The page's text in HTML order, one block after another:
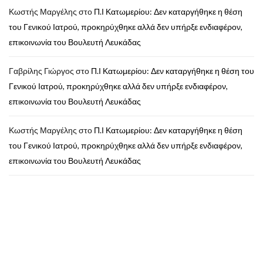
Κωστής Μαργέλης στο Π.Ι Κατωμερίου: Δεν καταργήθηκε η θέση
του Γενικού Ιατρού, προκηρύχθηκε αλλά δεν υπήρξε ενδιαφέρον,
επικοινωνία του Βουλευτή Λευκάδας
Γαβρίλης Γιώργος στο Π.Ι Κατωμερίου: Δεν καταργήθηκε η θέση του
Γενικού Ιατρού, προκηρύχθηκε αλλά δεν υπήρξε ενδιαφέρον,
επικοινωνία του Βουλευτή Λευκάδας
Κωστής Μαργέλης στο Π.Ι Κατωμερίου: Δεν καταργήθηκε η θέση
του Γενικού Ιατρού, προκηρύχθηκε αλλά δεν υπήρξε ενδιαφέρον,
επικοινωνία του Βουλευτή Λευκάδας